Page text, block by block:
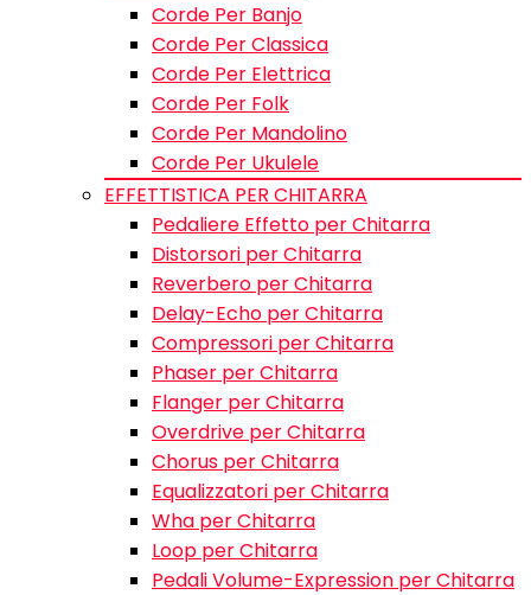
Corde Per Banjo
Corde Per Classica
Corde Per Elettrica
Corde Per Folk
Corde Per Mandolino
Corde Per Ukulele
EFFETTISTICA PER CHITARRA
Pedaliere Effetto per Chitarra
Distorsori per Chitarra
Reverbero per Chitarra
Delay-Echo per Chitarra
Compressori per Chitarra
Phaser per Chitarra
Flanger per Chitarra
Overdrive per Chitarra
Chorus per Chitarra
Equalizzatori per Chitarra
Wha per Chitarra
Loop per Chitarra
Pedali Volume-Expression per Chitarra